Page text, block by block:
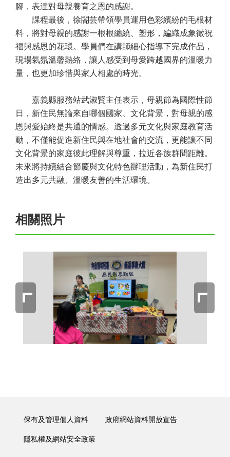
腳，表達對母親養育之恩的感謝。
課程最後，徐閤芸帶領學員運用色彩繽紛的毛根材
料，將對母親的感謝一根根纏繞、塑形，編織成象徵祝
福與感恩的花環。學員們在講師細心指導下完成作品，
現場氣氛溫馨熱絡，讓人感受到母愛跨越國界的溫暖力
量，也更加珍惜與家人相處的時光。
嘉義縣服務站武淑賢主任表示，母親節為國際性節
日，新住民無論來自哪個國家、文化背景，對母親的感
恩與愛始終是共通的情感。透過多元文化與家庭教育活
動，不僅能促進新住民與在地社會的交流，更能讓不同
文化背景的家庭彼此理解與尊重，拉近各族群間距離。
未來將持續結合節慶與文化特色辦理活動，為新住民打
造出多元共融、溫暖友善的生活環境。
相關照片
保有及管理個人資料 政府網站資料開放宣告
隱私權及網站安全政策